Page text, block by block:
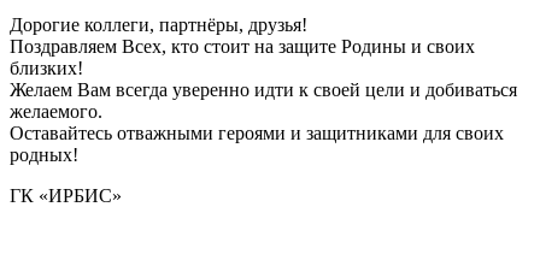
Дорогие коллеги, партнёры, друзья!
Поздравляем Всех, кто стоит на защите Родины и своих
близких!
Желаем Вам всегда уверенно идти к своей цели и добиваться
желаемого.
Оставайтесь отважными героями и защитниками для своих
родных!
ГК «ИРБИС»